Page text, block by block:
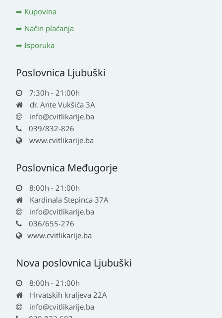
Kupovina
Način plaćanja
Isporuka
Poslovnica Ljubuški
7:30h - 21:00h
dr. Ante Vukšića 3A
info@cvitlikarije.ba
039/832-826
www.cvitlikarije.ba
Poslovnica Međugorje
8:00h - 21:00h
Kardinala Stepinca 37A
info@cvitlikarije.ba
036/655-276
www.cvitlikarije.ba
Nova poslovnica Ljubuški
8:00h - 21:00h
Hrvatskih kraljeva 22A
info@cvitlikarije.ba